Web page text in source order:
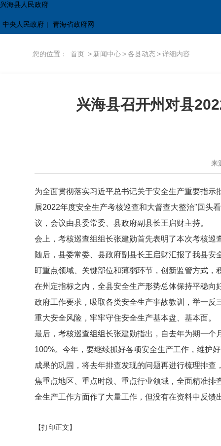
兴海县人民政府
中央人民政府 | 青海省政府网
您的位置： 首页 > 新闻中心> 各县动态>详细内容
兴海县召开州对县
来
为全面贯彻落实习近平总书记关于安全生产重要指
展2022年度安全生产考核巡查和大督查大整治"回头
议，会议由县委常委、县政府副县长王启财主持。
会上，考核巡查组组长张建勋首先表明了本次考核
随后，县委常委、县政府副县长王启财汇报了我县
盯重点领域、关键部位和薄弱环节，创新监管方式
在州定指标之内，全县安全生产形势总体保持平稳
政府工作要求，吸取各类安全生产事故教训，举一
重大安全风险，牢牢守住安全生产基本盘、基本面。
最后，考核巡查组组长张建勋指出，自去年为期一
100%。今年，要继续抓好各项安全生产工作，维护
成果的巩固，将去年排查发现的问题再进行梳理排查
焦重点地区、重点时段、重点行业领域，全面精准
全生产工作方面作了大量工作，但没有在资料中反
【打印正文】